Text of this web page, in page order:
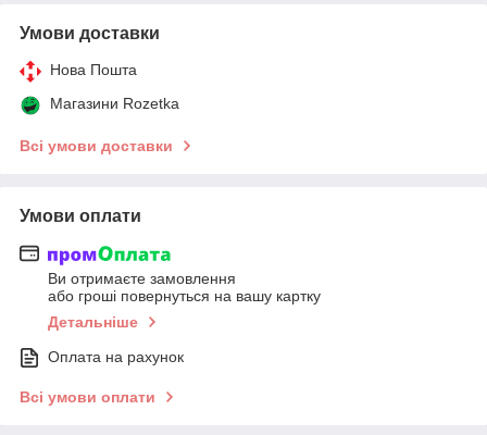
Умови доставки
Нова Пошта
Магазини Rozetka
Всі умови доставки
Умови оплати
Ви отримаєте замовлення
або гроші повернуться на вашу картку
Детальніше
Оплата на рахунок
Всі умови оплати